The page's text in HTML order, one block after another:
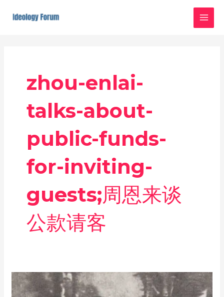
zhou-enlai-
talks-about-
public-funds-
for-inviting-
guests;周恩来谈
公款请客
周
恩